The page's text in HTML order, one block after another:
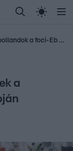
Randi Celeb vagyok,
Gallusz
Hátrányból fordítva nyertek a hollandok a foci-Eb 3. napján
a